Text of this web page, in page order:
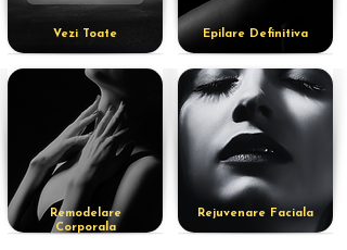
Vezi Toate
Remodelare
Corporala
Epilare Definitiva
Rejuvenare Faciala